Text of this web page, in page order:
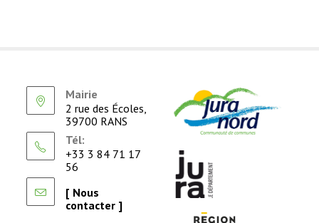
Mairie
2 rue des Écoles,
39700 RANS
Tél:
+33 3 84 71 17
56
[ Nous
contacter ]